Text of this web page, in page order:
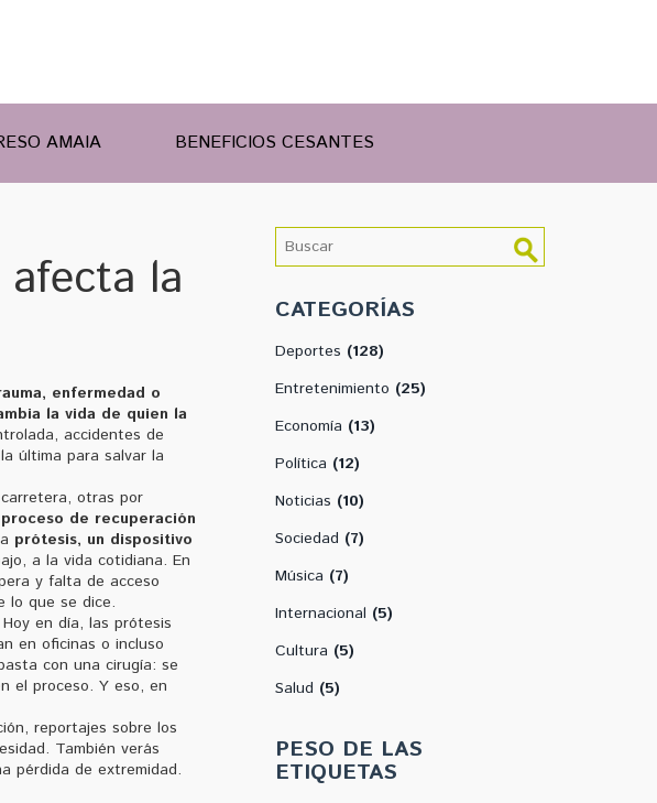
AMAIA BENEFICIOS CESANTES
la
enfermedad o
la vida de quien la
accidentes de
última para salvar la
otras por
de recuperación
prótesis, un dispositivo
a la vida cotidiana. En
y falta de acceso
lo que se dice.
en día, las prótesis
en oficinas o incluso
con una cirugía: se
el proceso. Y eso, en
reportajes sobre los
También verás
pérdida de extremidad.
CATEGORÍAS
Deportes (128)
Entretenimiento (25)
Economía (13)
Política (12)
Noticias (10)
Sociedad (7)
Música (7)
Internacional (5)
Cultura (5)
Salud (5)
PESO DE LAS
ETIQUETAS